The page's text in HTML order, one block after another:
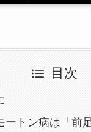
目次
ートン病は「前